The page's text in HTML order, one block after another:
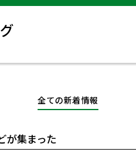
全ての新着情報
が集まった